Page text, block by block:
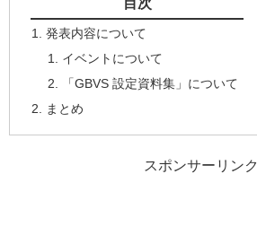
目次
発表内容について
イベントについて
「GBVS 設定資料集」について
まとめ
スポンサーリンク